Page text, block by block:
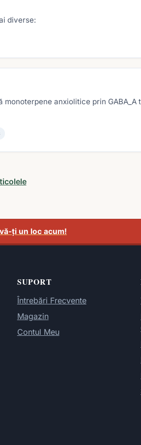
diverse:
anxiolitice prin GABA_A
ți un loc acum!
SUPORT
Întrebări Frecvente
Magazin
Contul Meu